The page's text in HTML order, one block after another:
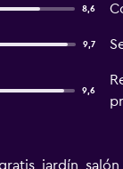
8,6
9,7
9,6
jardín,